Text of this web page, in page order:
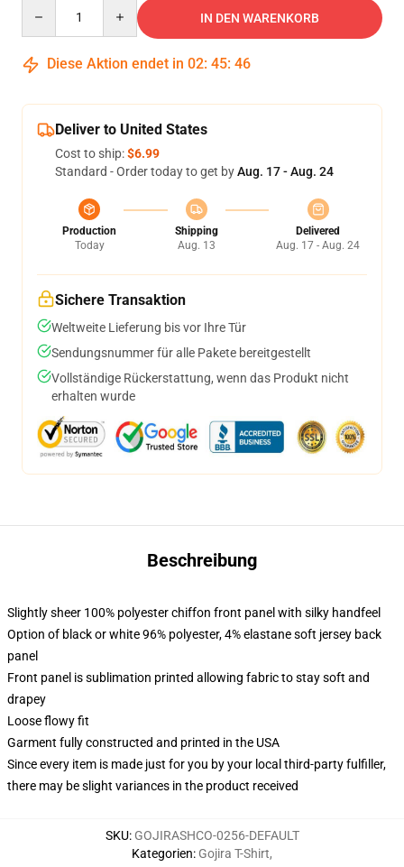
IN DEN WARENKORB
Diese Aktion endet in 02: 45: 45
Deliver to United States
Cost to ship:$6.99
Standard - Order today to get byAug. 17 - Aug. 24
Production
Today
Shipping
Aug. 13
Delivered
Aug. 17 - Aug. 24
Sichere Transaktion
Weltweite Lieferung bis vor Ihre Tür
Sendungsnummer für alle Pakete bereitgestellt
Vollständige Rückerstattung, wenn das Produkt nicht
erhalten wurde
Beschreibung
Slightly sheer 100% polyester chiffon front panel with silky handfeel
Option of black or white 96% polyester, 4% elastane soft jersey back
panel
Front panel is sublimation printed allowing fabric to stay soft and
drapey
Loose flowy fit
Garment fully constructed and printed in the USA
Since every item is made just for you by your local third-party fulfiller,
there may be slight variances in the product received
SKU: GOJIRASHCO-0256-DEFAULT
Kategorien: Gojira T-Shirt,